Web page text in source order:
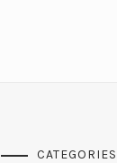
CATEGORIES